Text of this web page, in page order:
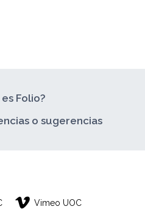
Folio?
o sugerencias
Vimeo UOC